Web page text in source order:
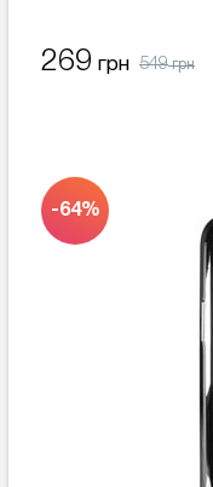
269 грн 549грн
-64%